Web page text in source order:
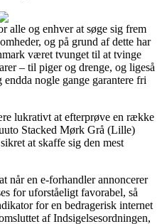
alle og enhver at søge sig frem
og på grund af dette har
været tvunget til at tvinge
– til piger og drenge, og ligeså
nogle gange garantere fri
lukrativt at efterprøve en række
Stacked Mørk Grå (Lille)
at skaffe sig den mest
når en e-forhandler annoncerer
for uforståeligt favorabel, så
for en bedragerisk internet
af Indsigelsesordningen,